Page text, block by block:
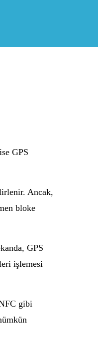
GPS
Ancak,
bloke
GPS
işlemesi
gibi